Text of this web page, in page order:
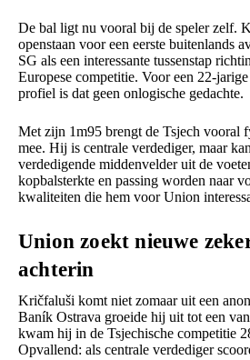
De bal ligt nu vooral bij de speler zelf.
openstaan voor een eerste buitenlands
SG als een interessante tussenstap
Europese competitie. Voor een 22-
profiel is dat geen onlogische gedachte.
Met zijn 1m95 brengt de Tsjech vooral
mee. Hij is centrale verdediger, maar
verdedigende middenvelder uit de
kopbalsterkte en passing worden naar
kwaliteiten die hem voor Union
Union zoekt nieuwe
achterin
Kričfaluši komt niet zomaar uit een
Baník Ostrava groeide hij uit tot een
kwam hij in de Tsjechische competitie
Opvallend: als centrale verdediger